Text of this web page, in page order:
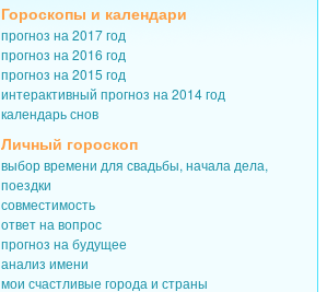
Гороскопы и календари
прогноз на 2017 год
прогноз на 2016 год
прогноз на 2015 год
интерактивный прогноз на 2014 год
календарь снов
Личный гороскоп
выбор времени для свадьбы, начала дела,
поездки
совместимость
ответ на вопрос
прогноз на будущее
анализ имени
мои счастливые города и страны